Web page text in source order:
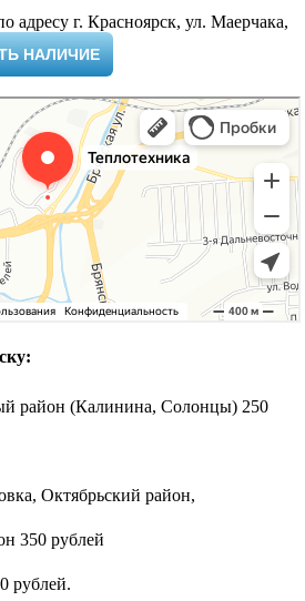
адресу г. Красноярск, ул. Маерчака,
НАЛИЧИЕ
район (Калинина, Солонцы) 250
Октябрьский район,
350 рублей
рублей.